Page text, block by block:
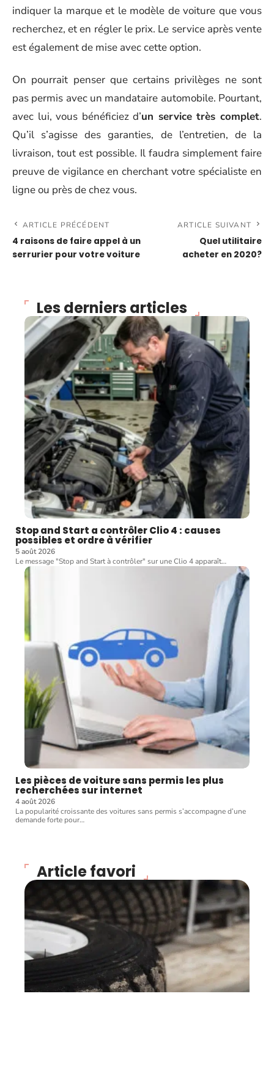
indiquer la marque et le modèle de voiture que vous
recherchez, et en régler le prix. Le service après vente
est également de mise avec cette option.
On pourrait penser que certains privilèges ne sont
pas permis avec un mandataire automobile. Pourtant,
avec lui, vous bénéficiez d’un service très complet.
Qu’il s’agisse des garanties, de l’entretien, de la
livraison, tout est possible. Il faudra simplement faire
preuve de vigilance en cherchant votre spécialiste en
ligne ou près de chez vous.
ARTICLE PRÉCÉDENT
4 raisons de faire appel à un
serrurier pour votre voiture
ARTICLE SUIVANT
Quel utilitaire
acheter en 2020?
Les derniers articles
Stop and Start a contrôler Clio 4 : causes
possibles et ordre à vérifier
5 août 2026
Le message "Stop and Start à contrôler" sur une Clio 4 apparaît…
Les pièces de voiture sans permis les plus
recherchées sur internet
4 août 2026
La popularité croissante des voitures sans permis s’accompagne d’une
demande forte pour…
Article favori